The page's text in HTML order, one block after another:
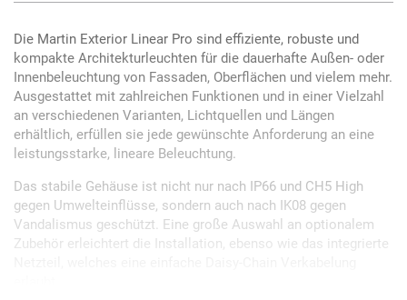
Die Martin Exterior Linear Pro sind effiziente, robuste und
kompakte Architekturleuchten für die dauerhafte Außen- oder
Innenbeleuchtung von Fassaden, Oberflächen und vielem mehr.
Ausgestattet mit zahlreichen Funktionen und in einer Vielzahl
an verschiedenen Varianten, Lichtquellen und Längen
erhältlich, erfüllen sie jede gewünschte Anforderung an eine
leistungsstarke, lineare Beleuchtung.
Das stabile Gehäuse ist nicht nur nach IP66 und CH5 High
gegen Umwelteinflüsse, sondern auch nach IK08 gegen
Vandalismus geschützt. Eine große Auswahl an optionalem
Zubehör erleichtert die Installation, ebenso wie das integrierte